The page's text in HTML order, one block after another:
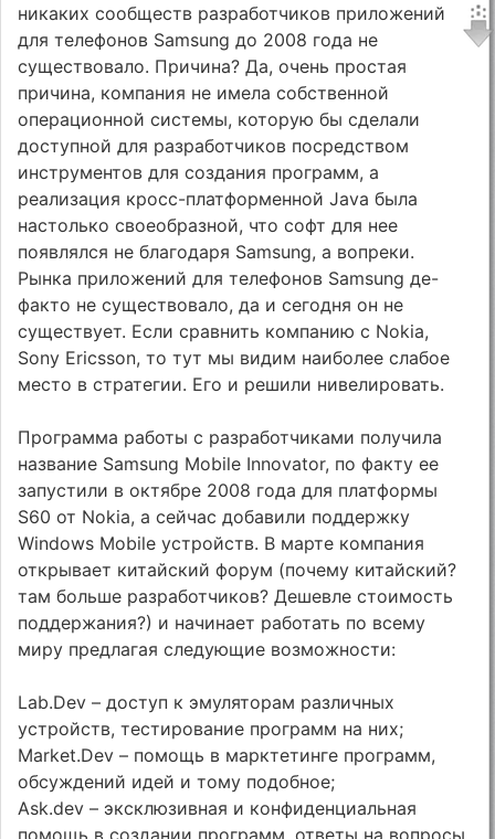
никаких сообществ разработчиков приложений
для телефонов Samsung до 2008 года не
существовало. Причина? Да, очень простая
причина, компания не имела собственной
операционной системы, которую бы сделали
доступной для разработчиков посредством
инструментов для создания программ, а
реализация кросс-платформенной Java была
настолько своеобразной, что софт для нее
появлялся не благодаря Samsung, а вопреки.
Рынка приложений для телефонов Samsung де-
факто не существовало, да и сегодня он не
существует. Если сравнить компанию с Nokia,
Sony Ericsson, то тут мы видим наиболее слабое
место в стратегии. Его и решили нивелировать.
Программа работы с разработчиками получила
название Samsung Mobile Innovator, по факту ее
запустили в октябре 2008 года для платформы
S60 от Nokia, а сейчас добавили поддержку
Windows Mobile устройств. В марте компания
открывает китайский форум (почему китайский?
там больше разработчиков? Дешевле стоимость
поддержания?) и начинает работать по всему
миру предлагая следующие возможности:
Lab.Dev – доступ к эмуляторам различных
устройств, тестирование программ на них;
Market.Dev – помощь в марктетинге программ,
обсуждений идей и тому подобное;
Ask.dev – эксклюзивная и конфиденциальная
помощь в создании программ, ответы на вопросы